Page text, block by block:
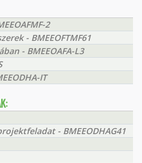
2
- BMEEOFTMF61
- BMEEOAFA-L3
IT
- BMEEODHAG41